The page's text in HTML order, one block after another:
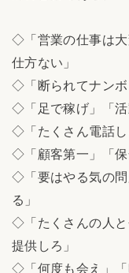
◇「営業の仕事は大
仕方ない」
◇「断られてナンボ
◇「足で稼げ」「活
◇「たくさん電話し
◇「顧客第一」「保
◇「要はやる気の問
る」
◇「たくさんの人と
提供しろ」
◇「何度も会え」「